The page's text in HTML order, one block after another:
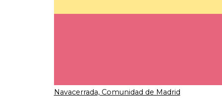
Navacerrada, Comunidad de Madrid